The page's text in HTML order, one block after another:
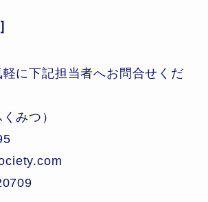
に下記担当者へお問合せくだ
みつ）